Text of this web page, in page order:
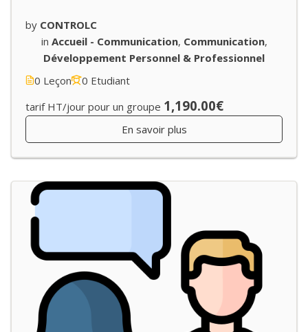
by CONTROLC
in Accueil - Communication, Communication,
Développement Personnel & Professionnel
0 Leçon
0 Etudiant
tarif HT/jour pour un groupe 1,190.00€
En savoir plus